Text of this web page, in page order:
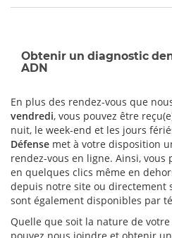
Obtenir un diagnostic
ADN
En plus des rendez-vous que
vendredi, vous pouvez être
nuit, le week-end et les jours
Défense met à votre disposition
rendez-vous en ligne. Ainsi, vous
en quelques clics même en
depuis notre site ou directement
sont également disponibles par
Quelle que soit la nature de votre
pouvez nous joindre et obtenir